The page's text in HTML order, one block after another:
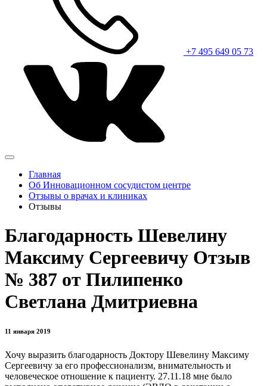
+7 495 649 05 73
Главная
Об Инновационном сосудистом центре
Отзывы о врачах и клиниках
Отзывы
Благодарность Шевелину
Максиму Сергеевичу Отзыв
№ 387 от Пилипенко
Светлана Дмитриевна
11 января 2019
Хочу выразить благодарность Доктору Шевелину Максиму
Сергеевичу за его профессионализм, внимательность и
человеческое отношение к пациенту. 27.11.18 мне было